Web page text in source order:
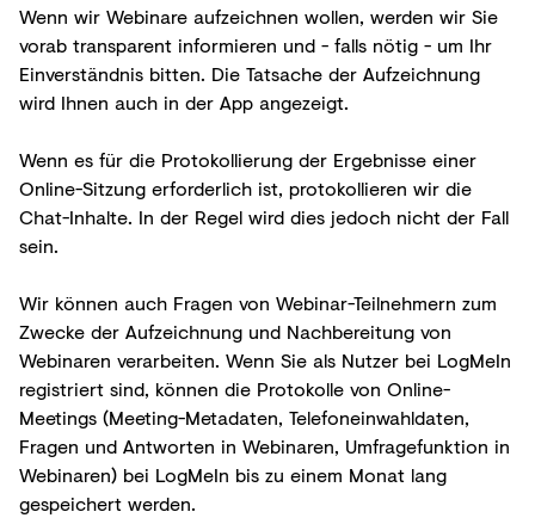
Wenn wir Webinare aufzeichnen wollen, werden wir Sie
vorab transparent informieren und - falls nötig - um Ihr
Einverständnis bitten. Die Tatsache der Aufzeichnung
wird Ihnen auch in der App angezeigt.
Wenn es für die Protokollierung der Ergebnisse einer
Online-Sitzung erforderlich ist, protokollieren wir die
Chat-Inhalte. In der Regel wird dies jedoch nicht der Fall
sein.
Wir können auch Fragen von Webinar-Teilnehmern zum
Zwecke der Aufzeichnung und Nachbereitung von
Webinaren verarbeiten. Wenn Sie als Nutzer bei LogMeIn
registriert sind, können die Protokolle von Online-
Meetings (Meeting-Metadaten, Telefoneinwahldaten,
Fragen und Antworten in Webinaren, Umfragefunktion in
Webinaren) bei LogMeIn bis zu einem Monat lang
gespeichert werden.